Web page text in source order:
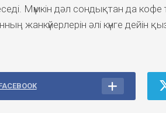
Мүмкін дәл сондықтан да
жанкүйерлерін әлі күнге дейін